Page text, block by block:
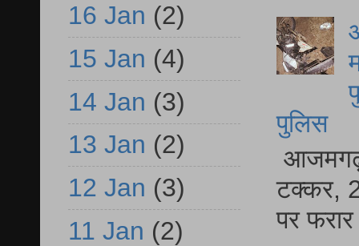
पुलिस
आजमगढ़
टक्कर,
पर
16 Jan (2)
15 Jan (4)
14 Jan (3)
13 Jan (2)
12 Jan (3)
11 Jan (2)